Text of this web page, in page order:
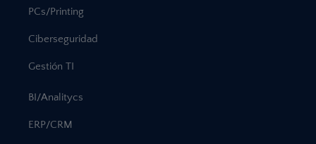
PCs/Printing
Ciberseguridad
Gestión TI
BI/Analitycs
ERP/CRM